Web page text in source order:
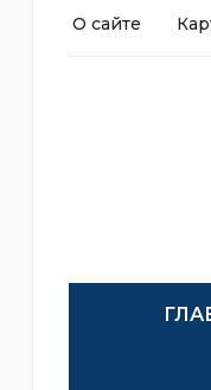
О сайте